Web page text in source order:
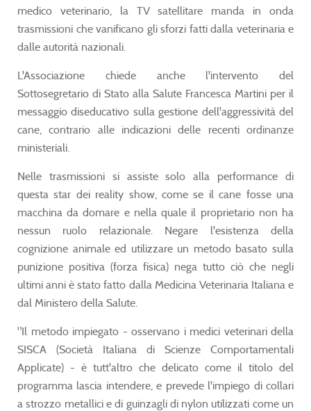
medico veterinario, la TV satellitare manda in onda
trasmissioni che vanificano gli sforzi fatti dalla veterinaria e
dalle autorità nazionali.
L'Associazione chiede anche l'intervento del
Sottosegretario di Stato alla Salute Francesca Martini per il
messaggio diseducativo sulla gestione dell'aggressività del
cane, contrario alle indicazioni delle recenti ordinanze
ministeriali.
Nelle trasmissioni si assiste solo alla performance di
questa star dei reality show, come se il cane fosse una
macchina da domare e nella quale il proprietario non ha
nessun ruolo relazionale. Negare l'esistenza della
cognizione animale ed utilizzare un metodo basato sulla
punizione positiva (forza fisica) nega tutto ciò che negli
ultimi anni è stato fatto dalla Medicina Veterinaria Italiana e
dal Ministero della Salute.
"Il metodo impiegato - osservano i medici veterinari della
SISCA (Società Italiana di Scienze Comportamentali
Applicate) - è tutt'altro che delicato come il titolo del
programma lascia intendere, e prevede l'impiego di collari
a strozzo metallici e di guinzagli di nylon utilizzati come un